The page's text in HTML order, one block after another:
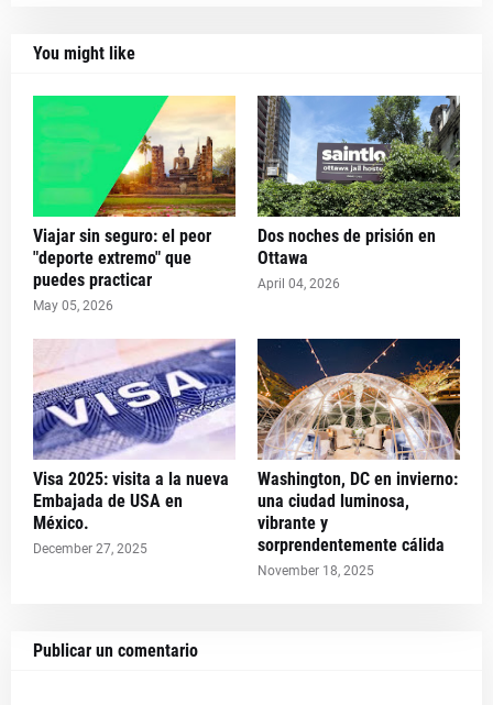
You might like
Viajar sin seguro: el peor
"deporte extremo" que
puedes practicar
May 05, 2026
Dos noches de prisión en
Ottawa
April 04, 2026
Visa 2025: visita a la nueva
Embajada de USA en
México.
December 27, 2025
Washington, DC en invierno:
una ciudad luminosa,
vibrante y
sorprendentemente cálida
November 18, 2025
Publicar un comentario